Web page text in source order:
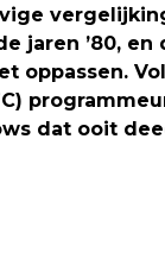
jaren ’80, en
oppassen.
dat ooit